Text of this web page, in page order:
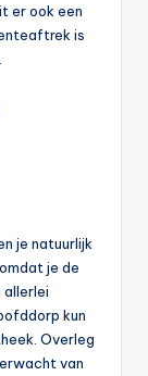
er ook een
is
je natuurlijk
je de
allerlei
kun
Overleg
van